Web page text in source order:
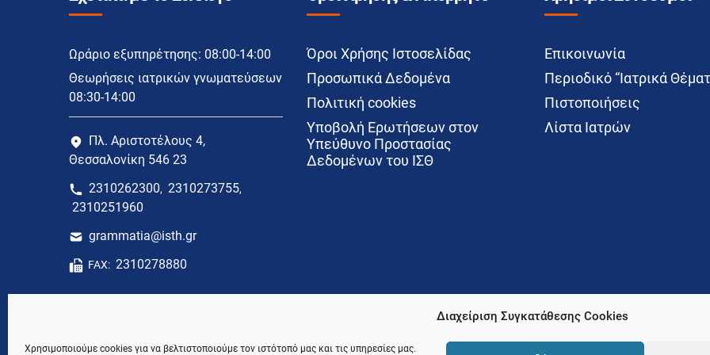
Διαχείριση Συγκατάθεσης Cookies
Χρησιμοποιούμε cookies για να βελτιστοποιούμε τον ιστότοπό μας και τις υπηρεσίες μας.
Ωράριο εξυπηρέτησης: 08:00-14:00
Θεωρήσεις ιατρικών γνωματεύσεων
08:30-14:00
Πλ. Αριστοτέλους 4,
Θεσσαλονίκη 546 23
2310262300, 2310273755,
2310251960
grammatia@isth.gr
FAX: 2310278880
Όροι Χρήσης Ιστοσελίδας
Προσωπικά Δεδομένα
Πολιτική cookies
Υποβολή Ερωτήσεων στον
Υπεύθυνο Προστασίας
Δεδομένων του ΙΣΘ
Επικοινωνία
Περιοδικό “Ιατρικά
Πιστοποιήσεις
Λίστα Ιατρών